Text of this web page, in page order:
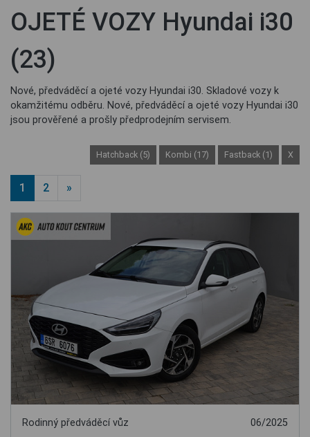
OJETÉ VOZY Hyundai i30
(23)
Nové, předváděcí a ojeté vozy Hyundai i30. Skladové vozy k
okamžitému odběru. Nové, předváděcí a ojeté vozy Hyundai i30
jsou prověřené a prošly předprodejním servisem.
Hatchback (5) Kombi (17) Fastback (1) X
1 2 »
Rodinný předváděcí vůz 06/2025